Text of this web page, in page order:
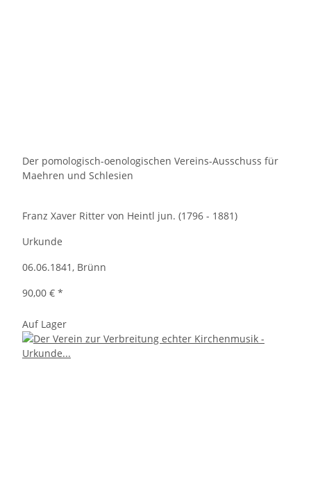
Der pomologisch-oenologischen Vereins-Ausschuss für
Maehren und Schlesien
Franz Xaver Ritter von Heintl jun. (1796 - 1881)
Urkunde
06.06.1841, Brünn
90,00 € *
Auf Lager